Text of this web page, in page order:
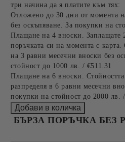
три начина да я платите към тях:
Отложено до 30 дни от момента
без оскъпяване. За покупки на
Плащане на 4 вноски. Заплащате
поръчката си на момента с карта.
на 3 равни месечни вноски без
стойност до 1000 лв. / €511.31
Плащане на 6 вноски. Стойността
разпределя в 6 равни месечни
покупки на стойност до 2000 лв.
БЪРЗА ПОРЪЧКА БЕЗ